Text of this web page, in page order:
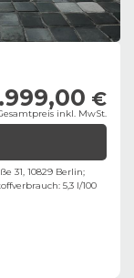
€
inkl. MwSt.
31, 10829 Berlin;
5,3 l/100